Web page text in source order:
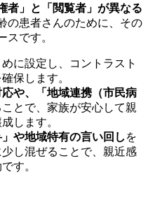
者」と「閲覧者」が異なる
の患者さんのために、その
スです。
に設定し、コントラスト
保します。
応や、「地域連携（市民病
とで、家族が安心して親
します。
」や地域特有の言い回し を
し混ぜることで、親近感
す。